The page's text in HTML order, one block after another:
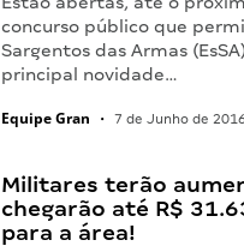
concurso público que
Sargentos das Armas
principal novidade…
Equipe Gran • 7 de Junho de
Militares terão
chegarão até R$
para a área!